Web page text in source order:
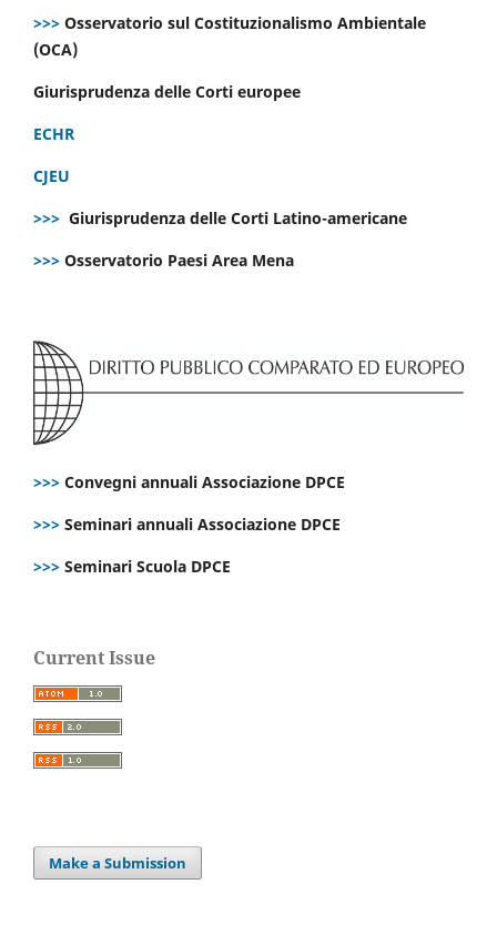
>>> Osservatorio sul Costituzionalismo Ambientale
(OCA)
Giurisprudenza delle Corti europee
ECHR
CJEU
>>> Giurisprudenza delle Corti Latino-americane
>>> Osservatorio Paesi Area Mena
>>> Convegni annuali Associazione DPCE
>>> Seminari annuali Associazione DPCE
>>> Seminari Scuola DPCE
Current Issue
Make a Submission